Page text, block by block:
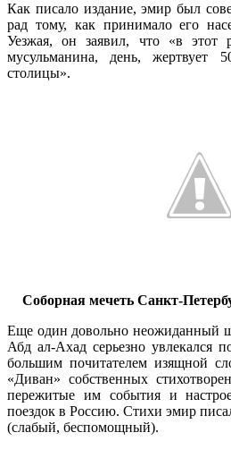
Как писало издание, эмир был
рад тому, как принимало его
Уезжая, он заявил, что «в этот
мусульманина, день, жертвует
столицы».
Соборная мечеть Санкт-
Еще один довольно неожиданный
Абд ал-Ахад серьезно увлекался
большим почитателем изящной
«Диван» собственных
пережитые им события и
поездок в Россию. Стихи эмир
(слабый, беспомощный).